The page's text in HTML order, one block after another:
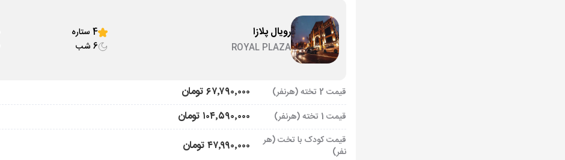
رویال پلازا
ROYAL PLAZA
4 ستاره
6 شب
قیمت 2 تخته (هرنفر) ۶۷٬۷۹۰٬۰۰۰ تومان
قیمت 1 تخته (هرنفر) ۱۰۴٬۵۹۰٬۰۰۰ تومان
قیمت کودک با تخت (هر
نفر)
۴۷٬۹۹۰٬۰۰۰ تومان